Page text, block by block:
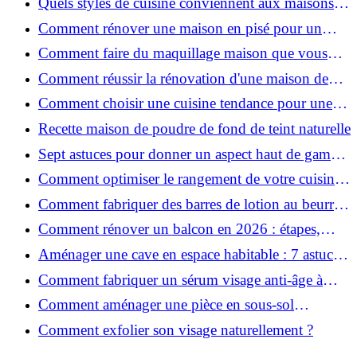
appartements du Voironnais ?
Comment rénover une maison en pisé pour un
habitat sain et performant ?
Comment faire du maquillage maison que vous
utiliserez vraiment ?
Comment réussir la rénovation d'une maison de
ville en 2026 ?
Comment choisir une cuisine tendance pour une
rénovation en 2026 ?
Recette maison de poudre de fond de teint naturelle
Sept astuces pour donner un aspect haut de gamme
à votre cuisine
Comment optimiser le rangement de votre cuisine
et gagner de la place ?
Comment fabriquer des barres de lotion au beurre
de karité ?
Comment rénover un balcon en 2026 : étapes,
budget et matériaux ?
Aménager une cave en espace habitable : 7 astuces
essentielles
Comment fabriquer un sérum visage anti-âge à
l'huile de rose musquée ?
Comment aménager une pièce en sous-sol
efficacement ?
Comment exfolier son visage naturellement ?